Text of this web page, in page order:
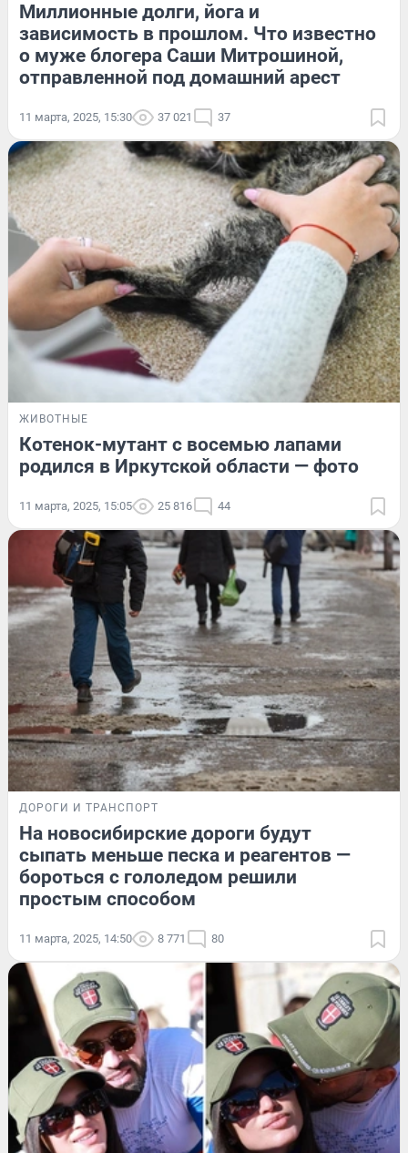
Миллионные долги, йога и
зависимость в прошлом. Что известно
о муже блогера Саши Митрошиной,
отправленной под домашний арест
11 марта, 2025, 15:30 37 021 37
ЖИВОТНЫЕ
Котенок-мутант с восемью лапами
родился в Иркутской области — фото
11 марта, 2025, 15:05 25 816 44
ДОРОГИ И ТРАНСПОРТ
На новосибирские дороги будут
сыпать меньше песка и реагентов —
бороться с гололедом решили
простым способом
11 марта, 2025, 14:50 8 771 80